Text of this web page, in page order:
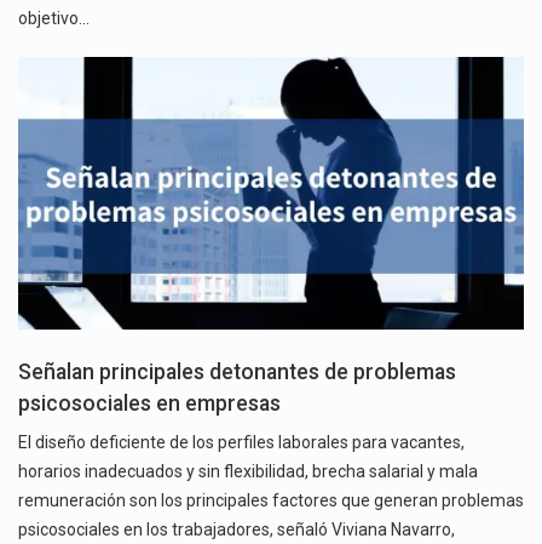
objetivo…
Señalan principales detonantes de problemas
psicosociales en empresas
El diseño deficiente de los perfiles laborales para vacantes,
horarios inadecuados y sin flexibilidad, brecha salarial y mala
remuneración son los principales factores que generan problemas
psicosociales en los trabajadores, señaló Viviana Navarro,